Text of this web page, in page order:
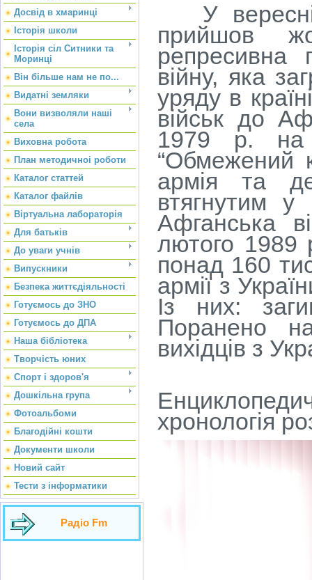
Досвід в хмаринці
Історія школи
Історія сіл Ситники та
Моринці
Він більше нам не по...
Видатні земляки
Вони визволяли наші
села
Виховна робота
План методичноі роботи
Каталог статтей
Каталог файлів
Віртуальна лабораторія
Для батьків
До уваги учнів
Випускники
Безпека життєдіяльності
Готуємось до ЗНО
Готуємось до ДПА
Наша бібліотека
Творчість юних
Спорт і здоров'я
Дошкільна група
Фотоальбоми
Благодійні кошти
Документи школи
Новий сайт
Тести з інформатики
Радіо Fm
У вересні
прийшов
репресивна
війну, яка
уряду в
військ до
1979 р. на
“Обмежений
армія та
втягнутим у
Афганська
лютого 1989
понад 160
армії з
Із них:
Поранено
вихідців з
хронологія